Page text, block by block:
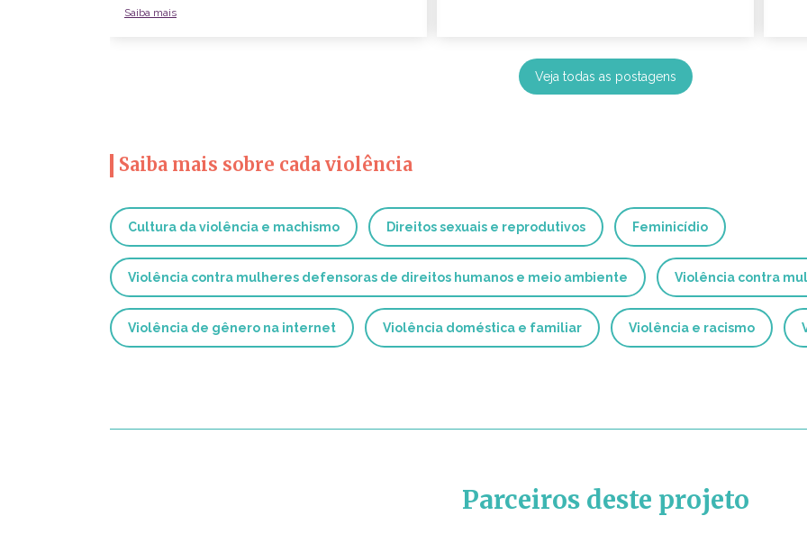
Saiba mais
Veja todas as postagens
Saiba mais sobre cada violência
Cultura da violência e machismo Direitos sexuais e reprodutivos Feminicídio
Violência contra mulheres defensoras de direitos humanos e meio ambiente Violência contra
Violência de gênero na internet Violência doméstica e familiar Violência e racismo
Parceiros deste projeto